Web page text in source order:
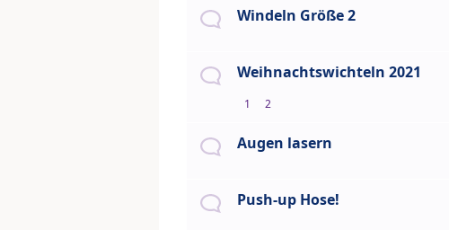
Windeln Größe 2
Weihnachtswichteln 2021
1 2
Augen lasern
Push-up Hose!